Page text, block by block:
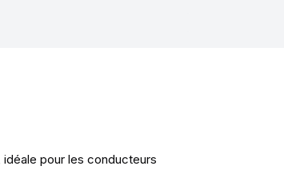
pour les conducteurs